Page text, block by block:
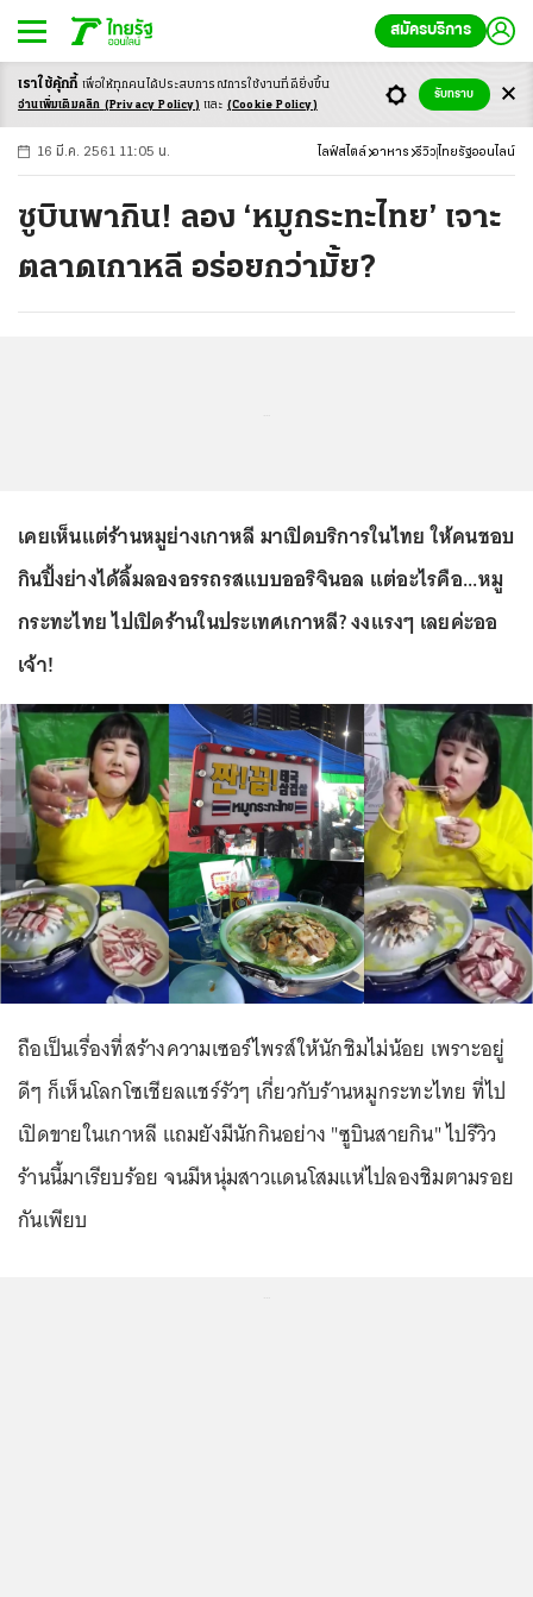
สมัครบริการ
-ก ก ก+
16 มี.ค. 2561 11:05 น. ไลฟ์สไตล์ อาหาร รีวิว ไทยรัฐออนไลน์
ซูบินพากิน! ลอง ‘หมูกระทะไทย’ เจาะ
ตลาดเกาหลี อร่อยกว่ามั้ย?
เคยเห็นแต่ร้านหมูย่างเกาหลี มาเปิดบริการในไทย ให้คนชอบ
กินปิ้งย่างได้ลิ้มลองอรรถรสแบบออริจินอล แต่อะไรคือ...หมู
กระทะไทย ไปเปิดร้านในประเทศเกาหลี? งงแรงๆ เลยค่ะออ
เจ้า!
ถือเป็นเรื่องที่สร้างความเซอร์ไพรส์ให้นักชิมไม่น้อย เพราะอยู่
ดีๆ ก็เห็นโลกโซเชียลแชร์รัวๆ เกี่ยวกับร้านหมูกระทะไทย ที่ไป
เปิดขายในเกาหลี แถมยังมีนักกินอย่าง "ซูบินสายกิน" ไปรีวิว
ร้านนี้มาเรียบร้อย จนมีหนุ่มสาวแดนโสมแห่ไปลองชิมตามรอย
กันเพียบ
เราใช้คุ้กกี้ เพื่อให้ทุกคนได้ประสบการณ์การใช้งานที่ดียิ่งขึ้น
อ่านเพิ่มเติมคลิก (Privacy Policy) และ (Cookie Policy)
รับทราบ